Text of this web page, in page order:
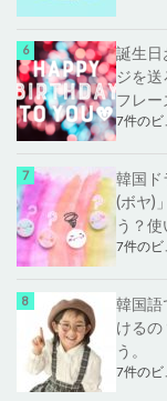
誕生日
ジを送
フレー
7件のビ
韓国ド
(ボヤ)
う？使
7件のビ
韓国語
けるの
う。
7件のビ